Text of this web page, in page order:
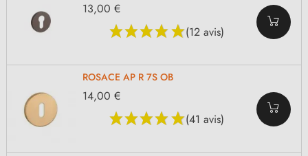
(12 avis)
13,00 €
ROSACE AP R 7S OB
(41 avis)
14,00 €